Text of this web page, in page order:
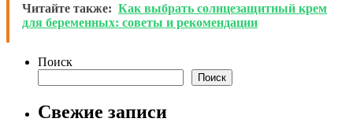
Читайте также: Как выбрать солнцезащитный крем
для беременных: советы и рекомендации
Поиск
Поиск
Свежие записи